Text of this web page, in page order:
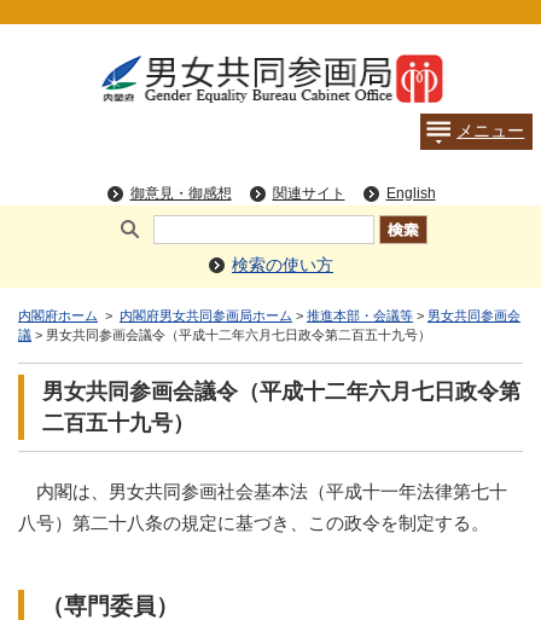
検索の使い方
内閣府ホーム > 内閣府男女共同参画局ホーム > 推進本部・会議等 > 男女共同参画会
議 > 男女共同参画会議令（平成十二年六月七日政令第二百五十九号）
男女共同参画会議令（平成十二年六月七日政令第
二百五十九号）
内閣は、男女共同参画社会基本法（平成十一年法律第七十
八号）第二十八条の規定に基づき、この政令を制定する。
（専門委員）